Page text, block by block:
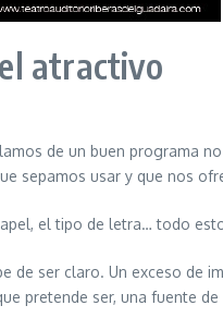
atractivo
de un buen programa
sepamos usar y que nos
el tipo de letra… todo
de ser claro. Un exceso
pretende ser, una fuente